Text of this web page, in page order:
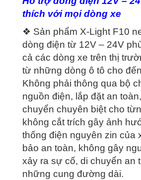
thích với mọi dòng xe
❖ Sản phẩm X-Light F10
dòng điện từ 12V – 24V
cả các dòng xe trên thị
từ những dòng ô tô cho
Không phải thông qua bộ
nguồn điện, lắp đặt an
chuyển chuyên biệt cho
không cắt trích gây ảnh
thống điện nguyên zin của
bảo an toàn, không gây
xảy ra sự cố, di chuyển an
những cung đường dài.